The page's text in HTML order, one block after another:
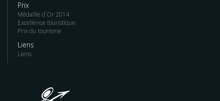
Prix
Médaille d´Or 2014
Excellence touristique
Prix du tourisme
Liens
Liens